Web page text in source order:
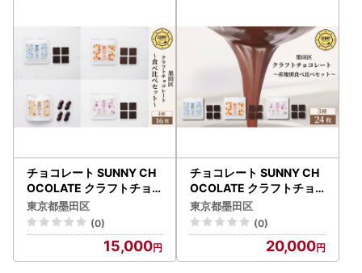
クッキー 東京
クッキー 東京
チョコレート SUNNY CH
OCOLATE クラフトチョ
コレート【チョコレート食
べ比べセット（4種 各4枚
入）】 チョコ お菓子 食べ
比べ シングルオリジンチ
ョコレート ピーナッツ 墨
東京都墨田区
(0)
15,000
チョコレート SUNNY CH
OCOLATE クラフトチョ
コレート【産地別チョコレ
ート食べ比べセット（3種
各4枚入）合計6セット】
チョコ 菓子 食べ比べ シン
グルオリジンチョコレート
東京都墨田区
(0)
20,000